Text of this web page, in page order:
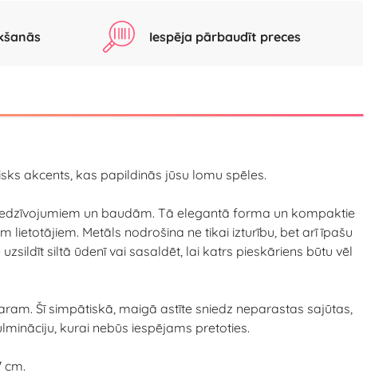
Iespēja pārbaudīt preces
akcents, kas papildinās jūsu lomu spēles.
un baudām. Tā elegantā forma un kompaktie
lietotājiem. Metāls nodrošina ne tikai izturību, bet arī īpašu
siltā ūdenī vai sasaldēt, lai katrs pieskāriens būtu vēl
Šī simpātiskā, maigā astīte sniedz neparastas sajūtas,
kurai nebūs iespējams pretoties.
cm.